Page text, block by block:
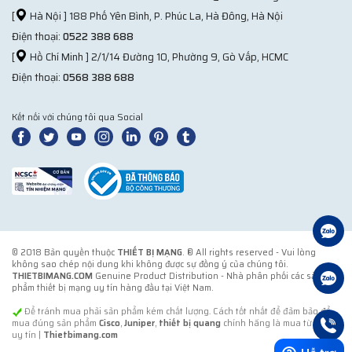
[
Hà Nội ] 188 Phố Yên Bình, P. Phúc La, Hà Đông, Hà Nội
Điện thoại:0522 388 688
[
Hồ Chí Minh ] 2/1/14 Đường 10, Phường 9, Gò Vấp, HCMC
Điện thoại:0568 388 688
Kết nối với chúng tôi qua Social
© 2018 Bản quyền thuộc THIẾT BỊ MẠNG. ® All rights reserved - Vui lòng
không sao chép nội dung khi không được sự đồng ý của chúng tôi.
THIETBIMANG.COM Genuine Product Distribution - Nhà phân phối các sản
phẩm thiết bị mạng uy tín hàng đầu tại Việt Nam.
Để tránh mua phải sản phẩm kém chất lượng. Cách tốt nhất để đảm bảo để
mua đúng sản phẩm Cisco,Juniper, thiết bị quang chính hãng là mua từ đơn vị
uy tín | Thietbimang.com